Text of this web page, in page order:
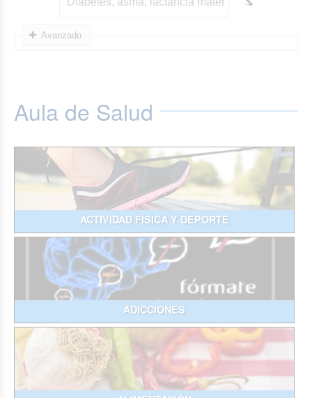
Avanzado
Aula de Salud
ACTIVIDAD FÍSICA Y DEPORTE
ADICCIONES